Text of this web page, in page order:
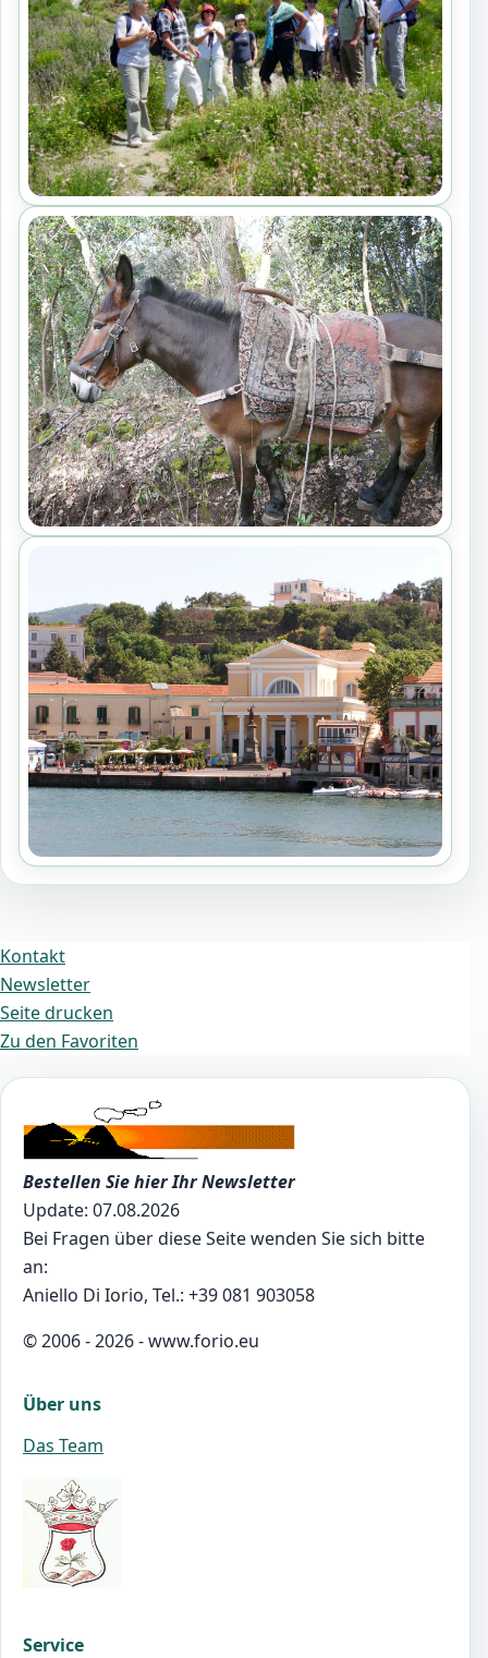
Kontakt
Newsletter
Seite drucken
Zu den Favoriten
Bestellen Sie hier Ihr Newsletter
Update: 07.08.2026
Bei Fragen über diese Seite wenden Sie sich bitte
an:
Aniello Di Iorio, Tel.: +39 081 903058
© 2006 - 2026 - www.forio.eu
Über uns
Das Team
Service